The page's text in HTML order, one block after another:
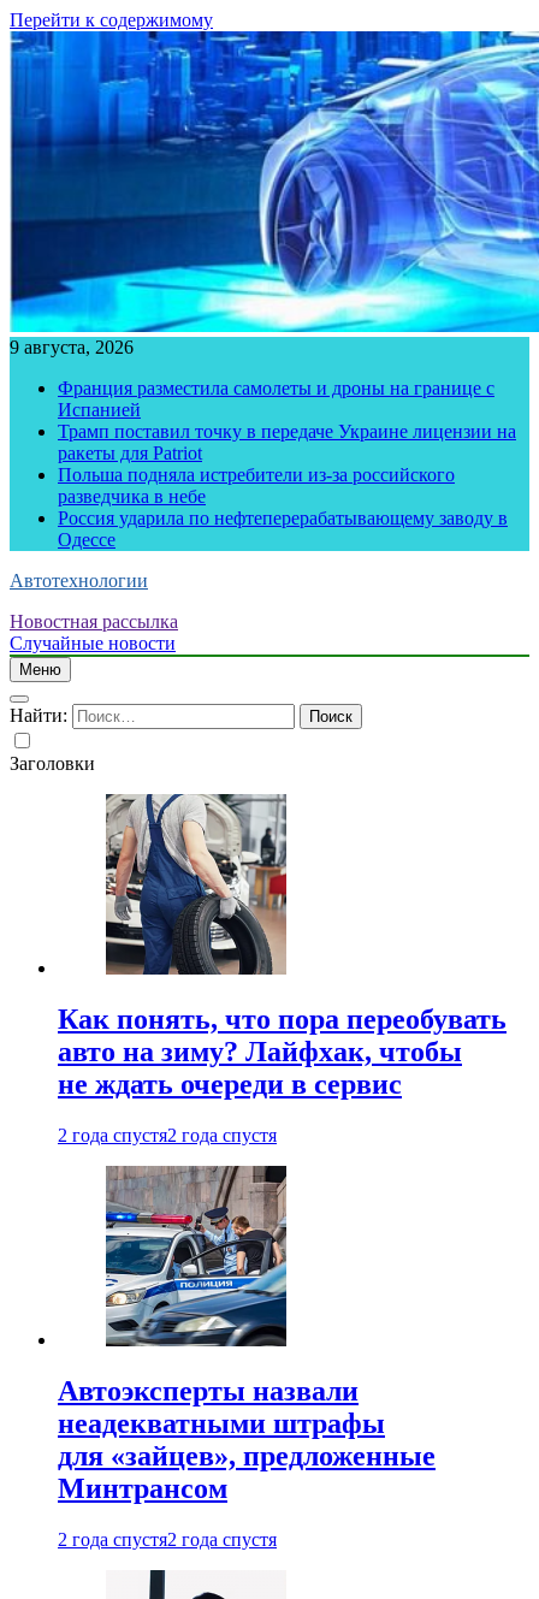
Перейти к содержимому
9 августа, 2026
Франция разместила самолеты и дроны на границе с
Испанией
Трамп поставил точку в передаче Украине лицензии на
ракеты для Patriot
Польша подняла истребители из-за российского
разведчика в небе
Россия ударила по нефтеперерабатывающему заводу в
Одессе
Автотехнологии
Новостная рассылка
Случайные новости
Меню
Найти:
Заголовки
Как понять, что пора переобувать
авто на зиму? Лайфхак, чтобы
не ждать очереди в сервис
2 года спустя2 года спустя
Автоэксперты назвали
неадекватными штрафы
для «зайцев», предложенные
Минтрансом
2 года спустя2 года спустя